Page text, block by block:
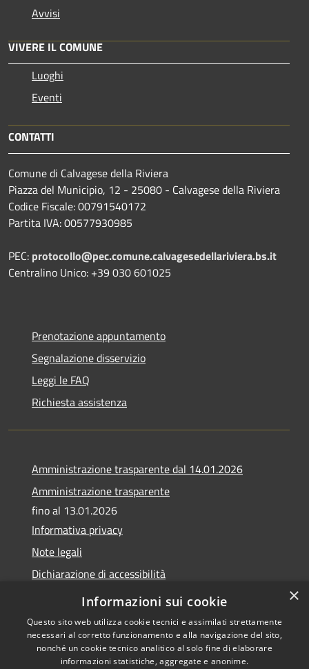
Avvisi
VIVERE IL COMUNE
Luoghi
Eventi
CONTATTI
Comune di Calvagese della Riviera
Piazza del Municipio, 12 - 25080 - Calvagese della Riviera
Codice Fiscale: 00791540172
Partita IVA: 00577930985
PEC: protocollo@pec.comune.calvagesedellariviera.bs.it
Centralino Unico: +39 030 601025
Prenotazione appuntamento
Segnalazione disservizio
Leggi le FAQ
Richiesta assistenza
Amministrazione trasparente dal 14.01.2026
Amministrazione trasparente
fino al 13.01.2026
Informativa privacy
Note legali
Dichiarazione di accessibilità
Obiettivi di accessibilità
Copyright © 2026 • Comune di
×
Informazioni sui cookie
Questo sito web utilizza cookie tecnici e assimilati strettamente
necessari al corretto funzionamento e alla navigazione del sito,
nonché un cookie tecnico analitico al solo fine di elaborare
informazioni statistiche, aggregate e anonime.